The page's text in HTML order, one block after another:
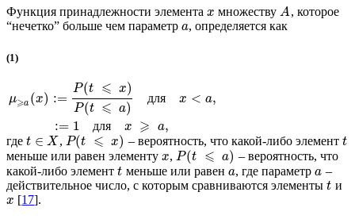
Функция принадлежности элемента x множеству A, которое
“нечетко” больше чем параметр a, определяется как
(1)
μ⩾a (x) :=
P(t ⩽ x)
P(t ⩽ a)
для x < a,
:= 1 для x ⩾ a,
где t ∈ X , P(t ⩽ x) – вероятность, что какой-либо элементt
меньше или равен элементу x, P(t ⩽ a) – вероятность, что
какой-либо элемент t меньше или равен a, где параметрa –
действительное число, с которым сравниваются элементы t и
x [17].